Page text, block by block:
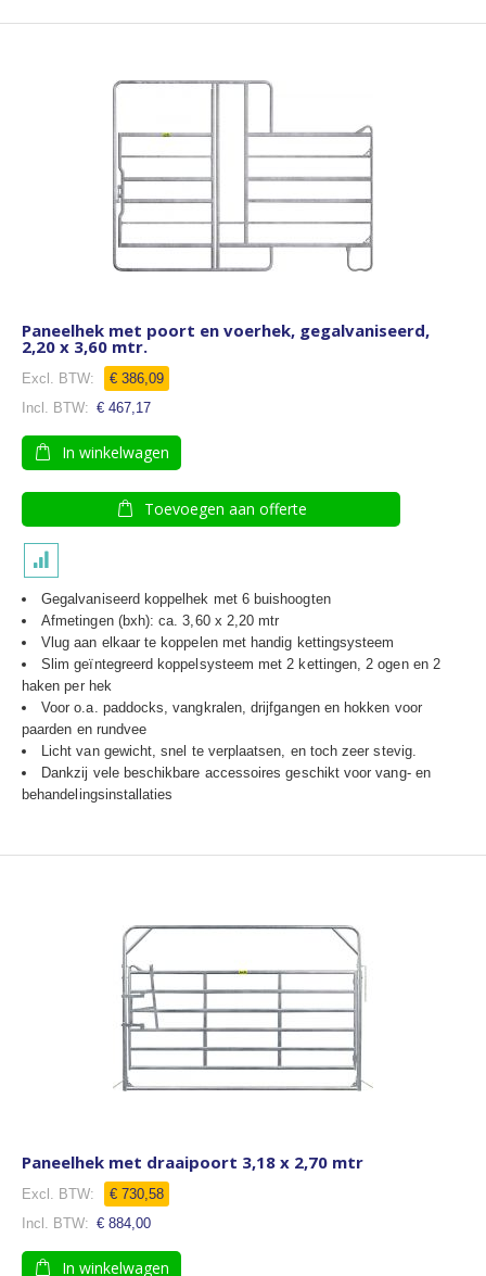
Paneelhek met poort en voerhek, gegalvaniseerd,
2,20 x 3,60 mtr.
€ 386,09
Speciale
€ 467,17
In winkelwagen
Toevoegen aan offerte
Gegalvaniseerd koppelhek met 6 buishoogten
Afmetingen (bxh): ca. 3,60 x 2,20 mtr
Vlug aan elkaar te koppelen met handig kettingsysteem
Slim geïntegreerd koppelsysteem met 2 kettingen, 2 ogen en 2
haken per hek
Voor o.a. paddocks, vangkralen, drijfgangen en hokken voor
paarden en rundvee
Licht van gewicht, snel te verplaatsen, en toch zeer stevig.
Dankzij vele beschikbare accessoires geschikt voor vang- en
behandelingsinstallaties
Paneelhek met draaipoort 3,18 x 2,70 mtr
€ 730,58
€ 884,00
In winkelwagen